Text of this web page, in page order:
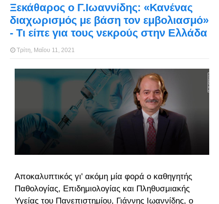
Ξεκάθαρος ο Γ.Ιωαννίδης: «Κανένας
διαχωρισμός με βάση τον εμβολιασμό»
- Τι είπε για τους νεκρούς στην Ελλάδα
Τρίτη, Μαΐου 11, 2021
Αποκαλυπτικός γι' ακόμη μία φορά ο καθηγητής
Παθολογίας, Επιδημιολογίας και Πληθυσμιακής
Υγείας του Πανεπιστημίου, Γιάννης Ιωαννίδης, ο